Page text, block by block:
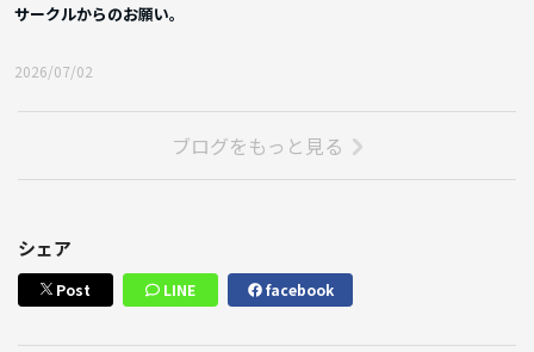
サークルからのお願い。
2026/07/02
ブログをもっと見る
シェア
Post LINE facebook